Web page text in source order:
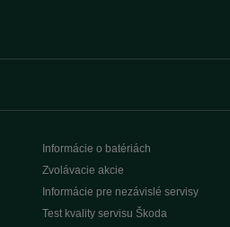
Informácie o batériách
Zvolávacie akcie
Informácie pre nezávislé servisy
Test kvality servisu Škoda